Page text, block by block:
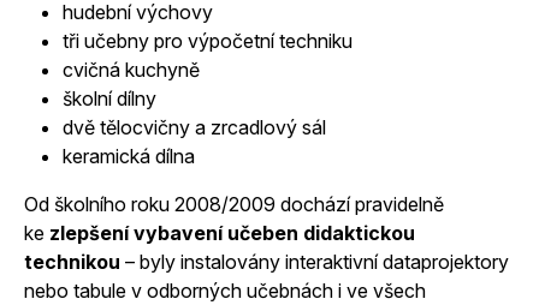
hudební výchovy
tři učebny pro výpočetní techniku
cvičná kuchyně
školní dílny
dvě tělocvičny a zrcadlový sál
keramická dílna
Od školního roku 2008/2009 dochází pravidelně
ke zlepšení vybavení učeben didaktickou
technikou – byly instalovány interaktivní dataprojektory
nebo tabule v odborných učebnách i ve všech